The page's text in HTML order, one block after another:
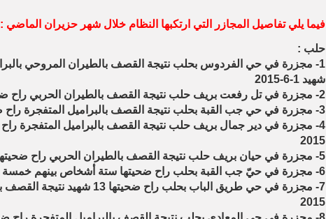
فيما يلي تفاصيل المجازر التي ارتكبها النظام خلال شهر حزيران الماضي :
حلب :
شهيد 1-6-2015
2- مجزرة في تل رفعت بريف حلب نتيجة القصف بالطيران الحربي راح ضحيتها 20 شهيد بتاريخ 3-6-2015
3- مجزرة في حي جب القبة بحلب نتيجة القصف بالبراميل المتفجرة راح ضحيتها 6 شهداء بتاريخ 3-6-2015
2015
5- مجزرة في حيان بريف حلب نتيجة القصف بالطيران الحربي راح ضحيتها 8 شهداء بتاريخ 4-6-2015
6- مجزرة في حيّ جب القبة بحلب راح ضحيتها ستة أشخاص بينهم خمسة من عائلة واحدة بتاريخ 6-6-2015
2015